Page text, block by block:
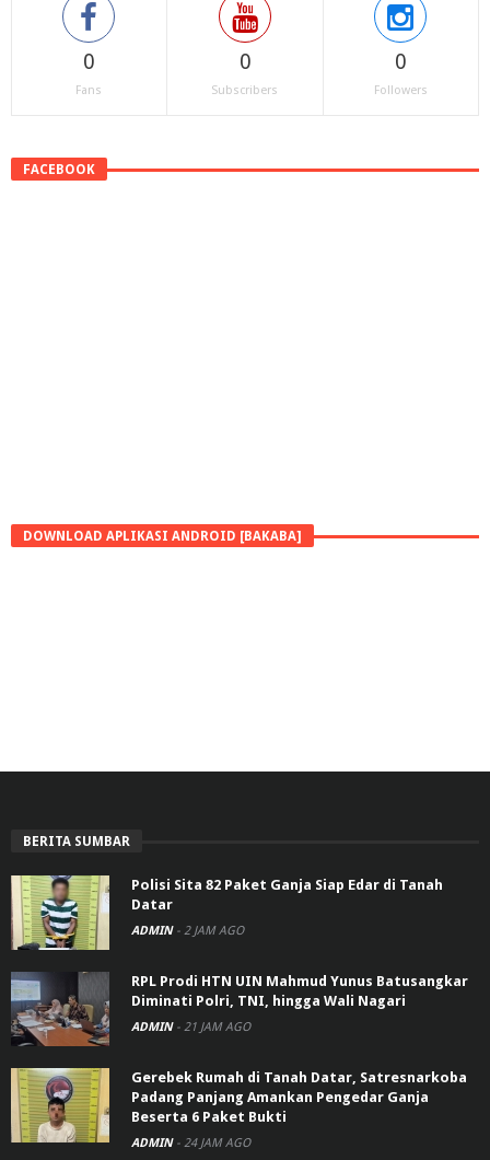
0
Fans
0
Subscribers
0
Followers
FACEBOOK
DOWNLOAD APLIKASI ANDROID [BAKABA]
BERITA SUMBAR
Polisi Sita 82 Paket Ganja Siap Edar di Tanah
Datar
ADMIN - 2 JAM AGO
RPL Prodi HTN UIN Mahmud Yunus Batusangkar
Diminati Polri, TNI, hingga Wali Nagari
ADMIN - 21 JAM AGO
Gerebek Rumah di Tanah Datar, Satresnarkoba
Padang Panjang Amankan Pengedar Ganja
Beserta 6 Paket Bukti
ADMIN - 24 JAM AGO